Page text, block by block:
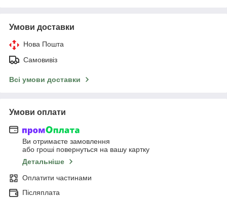
Умови доставки
Нова Пошта
Самовивіз
Всі умови доставки
Умови оплати
Ви отримаєте замовлення
або гроші повернуться на вашу картку
Детальніше
Оплатити частинами
Післяплата